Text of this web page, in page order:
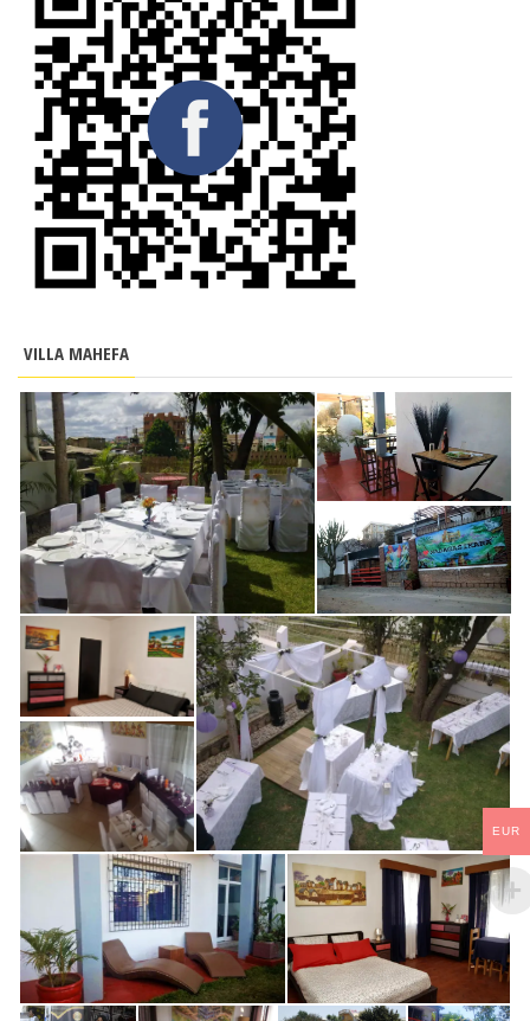
VILLA MAHEFA
EUR